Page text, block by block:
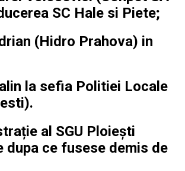
SC Hale si Piete;
(Hidro Prahova) in
la sefia Politiei Locale
al SGU Ploiești
ce fusese demis de